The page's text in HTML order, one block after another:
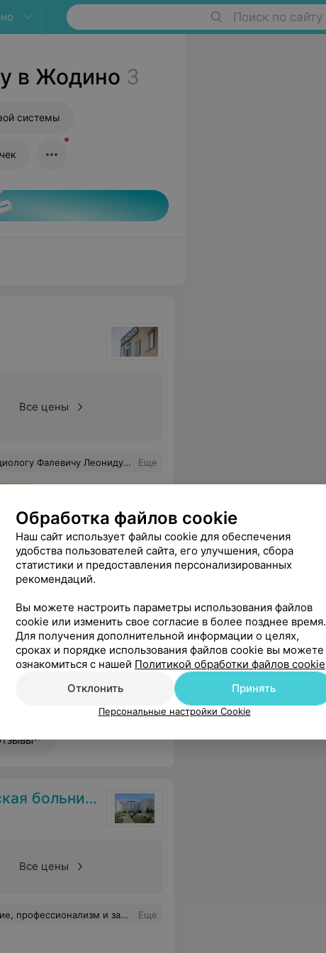
Поиск по сайту
в Жодино 3
системы
Все цены
человек. Спасибо Вам, что Вы есть. С наступающим Новым годом! Здоровья, счастья и всех земных благ! Еще
Все цены
больница
Все цены
состояние. Не могу оставить без внимания спасение ЖИЗНИ моим родителям(неоднократное). Спасибо, что Вы есть. Вы на своем месте. 23.12.21г. Степанюк ВВ. Еще
Обработка файлов cookie
Наш сайт использует файлы cookie для обеспечения
удобства пользователей сайта, его улучшения, сбора
статистики и предоставления персонализированных
рекомендаций.
Вы можете настроить параметры использования файлов
cookie или изменить свое согласие в более позднее время.
Для получения дополнительной информации о целях,
сроках и порядке использования файлов cookie вы можете
ознакомиться с нашей Политикой обработки файлов cookie
Отклонить
Принять
Персональные настройки Cookie